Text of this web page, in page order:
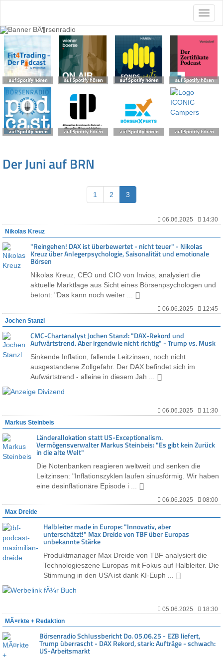
Der Juni auf BRN
1 2 3
06.06.2025
14:30
Nikolas Kreuz
"Reingehen! DAX ist überbewertet - nicht teuer" - Nikolas
Kreuz über Anlegerpsychologie, Saisonalität und emotionale
Börsen
Nikolas Kreuz, CEO und CIO von Invios, analysiert die
aktuelle Marktlage aus Sicht eines Börsenpsychologen und
betont: "Das kann noch weiter ...
06.06.2025
12:45
Jochen Stanzl
CMC-Chartanalyst Jochen Stanzl: "DAX-Rekord und
Aufwärtstrend. Aber irgendwie nicht richtig" - Trump vs. Musk
Sinkende Inflation, fallende Leitzinsen, noch nicht
ausgestandene Zollgefahr. Der DAX befindet sich im
Aufwärtstrend - alleine in diesem Jah ...
06.06.2025
11:30
Markus Steinbeis
Länderallokation statt US-Exceptionalism.
Vermögensverwalter Markus Steinbeis: "Es gibt kein Zurück
in die alte Welt"
Die Notenbanken reagieren weltweit und senken die
Leitzinsen: "Inflationszyklen laufen sinusförmig. Wir haben
eine desinflationäre Episode i ...
06.06.2025
08:00
Max Dreide
Halbleiter made in Europe: "Innovativ, aber
unterschätzt!" Max Dreide von TBF über Europas
unbekannte Stärke
Produktmanager Max Dreide von TBF analysiert die
Technologieszene Europas mit Fokus auf Halbleiter. Die
Stimmung in den USA ist dank KI-Euph ...
05.06.2025
18:30
MÃ¤rkte + Redaktion
Börsenradio Schlussbericht Do. 05.06.25 - EZB liefert,
Trump überrascht - DAX Rekord, stark: Aufträge - schwach:
US-Arbeitsmarkt